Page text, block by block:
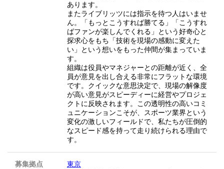
あります。
またライブリッツには指示を待つ人はいませ
ん。「もっとこうすれば勝てる」「こうすれ
ばファンが楽しんでくれる」という好奇心と
探求心をもち「技術を現場の感動に変えた
い」という想いをもった仲間が集まっていま
す。
組織は役員やマネジャーとの距離が近く、全
員が意見を出し合える非常にフラットな環境
です。クイックな意思決定で、現場の解像度
が高い意見がスピーディーに経営やプロジェ
クトに反映されます。この透明性の高いコミ
ュニケーションこそが、スポーツ業界という
変化の激しいフィールドで、私たちが圧倒的
なスピード感を持って走り続けられる理由で
す。
募集拠点
東京